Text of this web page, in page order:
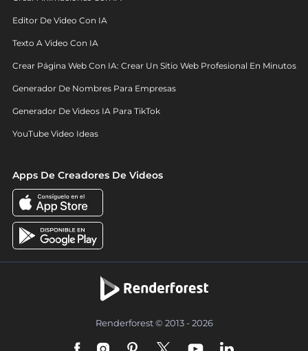
Editor De Video Con IA
Texto A Video Con IA
Crear Página Web Con IA: Crear Un Sitio Web Profesional En Minutos
Generador De Nombres Para Empresas
Generador De Videos IA Para TikTok
YouTube Video Ideas
Apps De Creadores De Videos
Renderforest © 2013 - 2026